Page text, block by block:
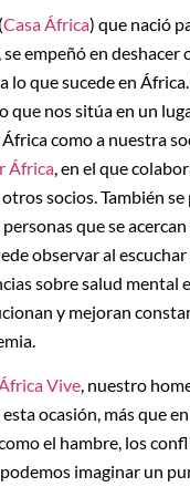
Casa África) que nació
empeñó en
que sucede en
que nos sitúa en un
como a nuestra
África , en el que
otros socios. También
que se
observar al
sobre salud mental
y mejoran
Vive, nuestro
ocasión, más que
el hambre, los
imaginar un